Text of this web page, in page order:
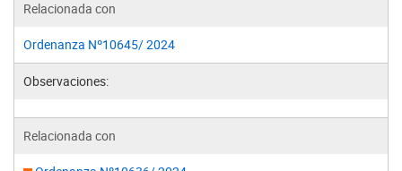
Relacionada con
Ordenanza Nº10645/ 2024
Observaciones:
Relacionada con